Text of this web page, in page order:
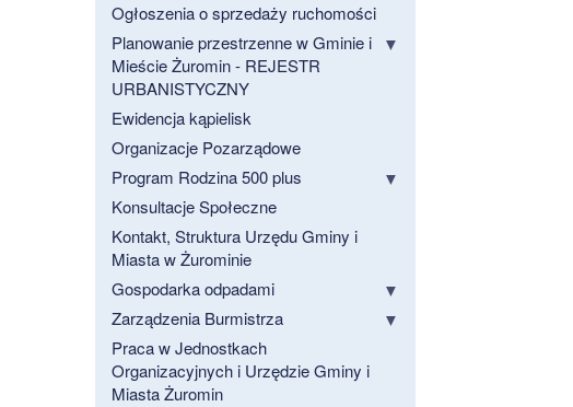
Ogłoszenia o sprzedaży ruchomości
Planowanie przestrzenne w Gminie i
Mieście Żuromin - REJESTR
URBANISTYCZNY
Ewidencja kąpielisk
Organizacje Pozarządowe
Program Rodzina 500 plus
Konsultacje Społeczne
Kontakt, Struktura Urzędu Gminy i
Miasta w Żurominie
Gospodarka odpadami
Zarządzenia Burmistrza
Praca w Jednostkach
Organizacyjnych i Urzędzie Gminy i
Miasta Żuromin